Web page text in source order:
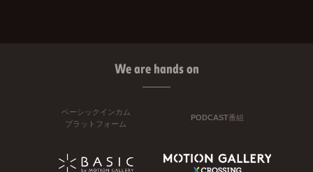
We are hands on
ベーシックインカム
プラットフォーム
PODCAST番組